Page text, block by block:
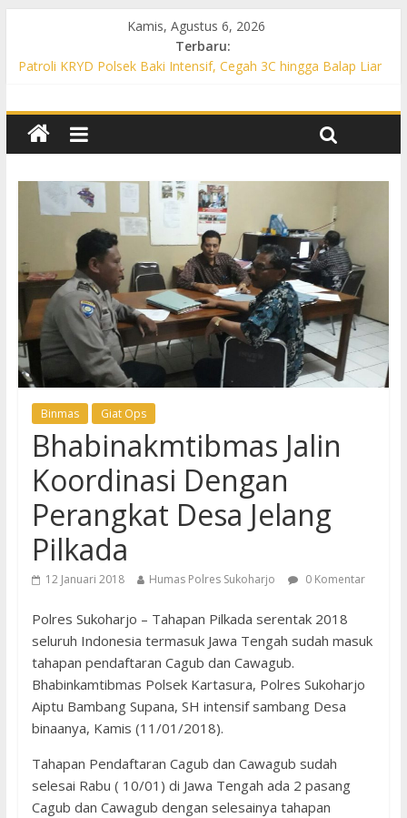
Kamis, Agustus 6, 2026
Terbaru:
Patroli KRYD Polsek Baki Intensif, Cegah 3C hingga Balap Liar
Permukiman, Warga Diajak Aktif Jaga Kamtibmas
Patroli Cegah Karhutla, Polsek Weru Sisir Lahan Kering dan
Patroli Blue Light KRYD Polsek Bendosari Sasar Objek Vital,
Polisi Ajak Warga Waspada dan Cegah Karhutla
Patroli Blue Light KRYD Polsek Kartasura Sasar Titik Rawan,
Cegah Kejahatan 3C
Binmas Giat Ops
Bhabinakmtibmas Jalin
Koordinasi Dengan
Perangkat Desa Jelang
Pilkada
12 Januari 2018 Humas Polres Sukoharjo 0 Komentar
Polres Sukoharjo – Tahapan Pilkada serentak 2018
seluruh Indonesia termasuk Jawa Tengah sudah masuk
tahapan pendaftaran Cagub dan Cawagub.
Bhabinkamtibmas Polsek Kartasura, Polres Sukoharjo
Aiptu Bambang Supana, SH intensif sambang Desa
binaanya, Kamis (11/01/2018).
Tahapan Pendaftaran Cagub dan Cawagub sudah
selesai Rabu ( 10/01) di Jawa Tengah ada 2 pasang
Cagub dan Cawagub dengan selesainya tahapan